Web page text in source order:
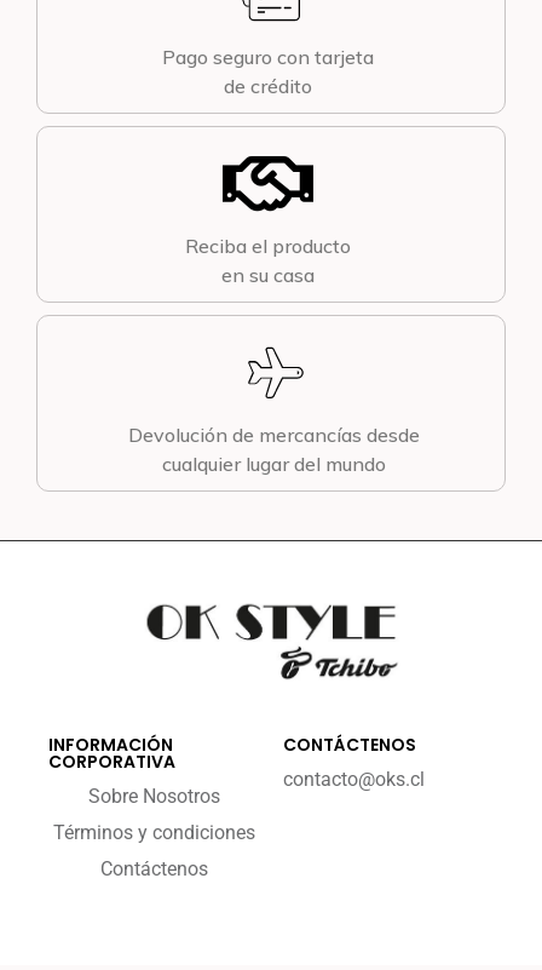
Pago seguro con tarjeta
de crédito
Reciba el producto
en su casa
Devolución de mercancías desde
cualquier lugar del mundo
INFORMACIÓN
CORPORATIVA
Sobre Nosotros
Términos y condiciones
Contáctenos
CONTÁCTENOS
contacto@oks.cl